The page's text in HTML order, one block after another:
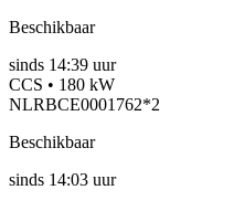
Beschikbaar
sinds 14:39 uur
CCS • 180 kW
NLRBCE0001762*2
Beschikbaar
sinds 14:03 uur